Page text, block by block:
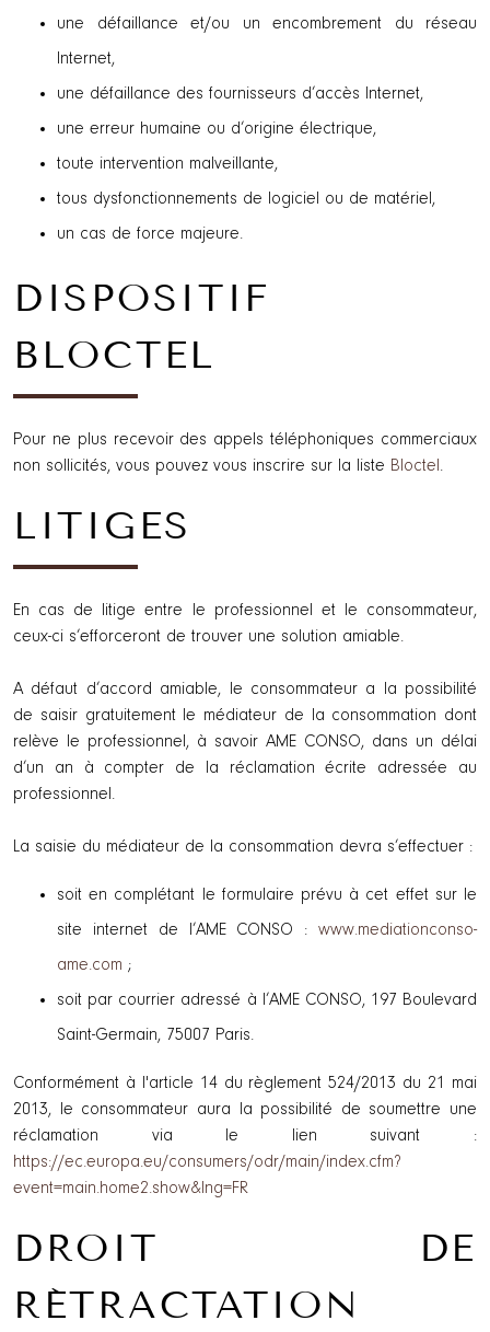
une défaillance et/ou un encombrement du réseau
Internet,
une défaillance des fournisseurs d’accès Internet,
une erreur humaine ou d’origine électrique,
toute intervention malveillante,
tous dysfonctionnements de logiciel ou de matériel,
un cas de force majeure.
DISPOSITIF
BLOCTEL
Pour ne plus recevoir des appels téléphoniques commerciaux
non sollicités, vous pouvez vous inscrire sur la liste Bloctel .
LITIGES
En cas de litige entre le professionnel et le consommateur,
ceux-ci s’efforceront de trouver une solution amiable.
A défaut d’accord amiable, le consommateur a la possibilité
de saisir gratuitement le médiateur de la consommation dont
relève le professionnel, à savoir AME CONSO, dans un délai
d’un an à compter de la réclamation écrite adressée au
professionnel.
La saisie du médiateur de la consommation devra s’effectuer :
soit en complétant le formulaire prévu à cet effet sur le
site internet de l’AME CONSO : www.mediationconso-
ame.com ;
soit par courrier adressé à l’AME CONSO, 197 Boulevard
Saint-Germain, 75007 Paris.
Conformément à l'article 14 du règlement 524/2013 du 21 mai
2013, le consommateur aura la possibilité de soumettre une
réclamation via le lien suivant :
https://ec.europa.eu/consumers/odr/main/index.cfm?
event=main.home2.show&lng=FR
DROIT DE
RÉTRACTATION